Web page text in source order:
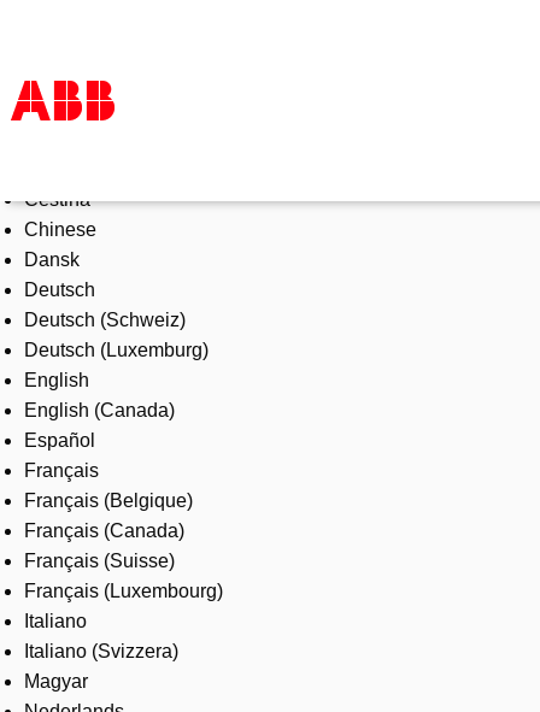
Products & Solutions
Industries
Services
About us
Where to buy
Contact us
Careers
Čeština
Chinese
Dansk
Deutsch
Deutsch (Schweiz)
Deutsch (Luxemburg)
English
English (Canada)
Español
Français
Français (Belgique)
Français (Canada)
Français (Suisse)
Français (Luxembourg)
Italiano
Italiano (Svizzera)
Magyar